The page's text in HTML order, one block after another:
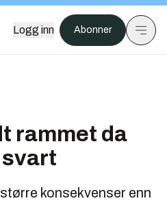
Logg inn Abonner
rammet da
svart
konsekvenser enn